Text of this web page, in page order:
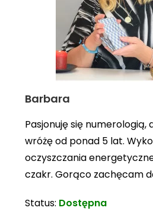
Barbara
Pasjonuję się
wróżę od ponad 5 lat.
oczyszczania
czakr. Gorąco zachęcam
Status: Dostępna